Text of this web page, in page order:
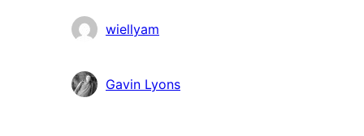
Συντελεστές
wiellyam
Gavin Lyons